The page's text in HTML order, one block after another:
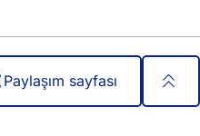
Paylaşım sayfası